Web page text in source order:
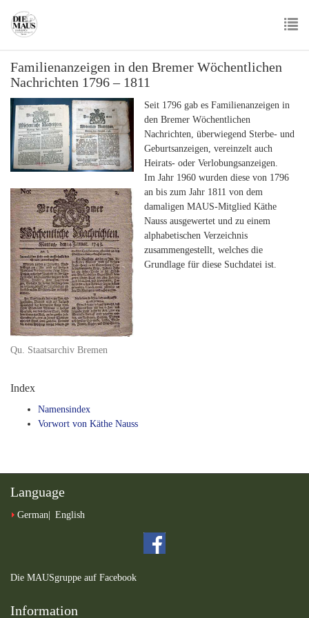
main
Familienanzeigen in den Bremer Wöchentlichen
Nachrichten 1796 – 1811
Qu. Staatsarchiv Bremen
Seit 1796 gab es Familienanzeigen in
den Bremer Wöchentlichen
Nachrichten, überwiegend Sterbe- und
Geburtsanzeigen, vereinzelt auch
Heirats- oder Verlobungsanzeigen.
Im Jahr 1960 wurden diese von 1796
an bis zum Jahr 1811 von dem
damaligen MAUS-Mitglied Käthe
Nauss ausgewertet und zu einem
alphabetischen Verzeichnis
zusammengestellt, welches die
Grundlage für diese Suchdatei ist.
Index
Namensindex
Vorwort von Käthe Nauss
Language
German English
Die MAUSgruppe auf Facebook
Information